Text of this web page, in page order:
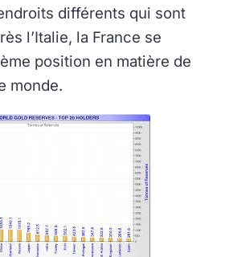
différents qui sont
l’Italie, la France se
position en matière de
monde.